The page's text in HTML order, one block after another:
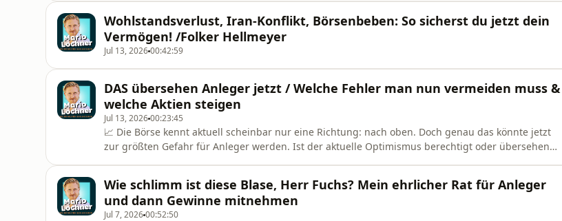
Wohlstandsverlust, Iran-Konflikt, Börsenbeben: So sicherst du jetzt dein
Vermögen! /Folker Hellmeyer
Jul 13, 202600:42:59
DAS übersehen Anleger jetzt / Welche Fehler man nun vermeiden muss &
welche Aktien steigen
Jul 13, 202600:23:45
📈 Die Börse kennt aktuell scheinbar nur eine Richtung: nach oben. Doch genau das könnte jetzt
zur größten Gefahr für Anleger werden. Ist der aktuelle Optimismus berechtigt oder übersehen
schlechteste Ratgeber ist. In dieser Woc
Wie schlimm ist diese Blase, Herr Fuchs? Mein ehrlicher Rat für Anleger
und dann Gewinne mitnehmen
Jul 7, 202600:52:50